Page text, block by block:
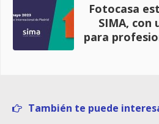
Fotocasa
SIMA, con
para
También te puede